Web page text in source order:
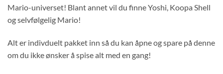
Mario-universet! Blant annet vil du finne Yoshi, Koopa Shell
og selvfølgelig Mario!
Alt er indivduelt pakket inn så du kan åpne og spare på denne
om du ikke ønsker å spise alt med en gang!